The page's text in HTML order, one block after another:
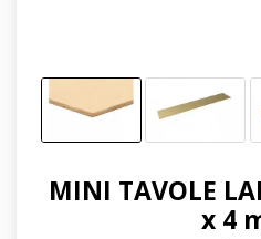
MINI TAVOLE
x 4